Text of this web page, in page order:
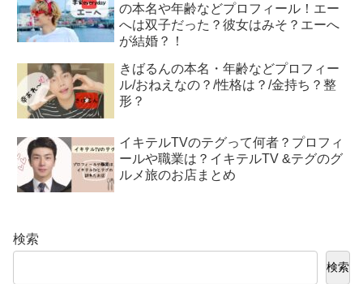
の本名や年齢などプロフィール！エー
へは双子だった？彼女はみそ？エーへ
が結婚？！
きばるんの本名・年齢などプロフィー
ル/おねえなの？/性格は？/金持ち？整
形？
イキテルTVのテグって何者？プロフィ
ールや職業は？イキテルTV &テグのグ
ルメ旅のお店まとめ
検索
検索